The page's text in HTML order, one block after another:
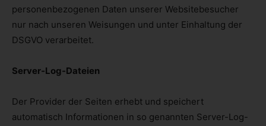
personenbezogenen Daten unserer Websitebesucher
nur nach unseren Weisungen und unter Einhaltung der
DSGVO verarbeitet.
Server-Log-Dateien
Der Provider der Seiten erhebt und speichert
automatisch Informationen in so genannten Server-Log-